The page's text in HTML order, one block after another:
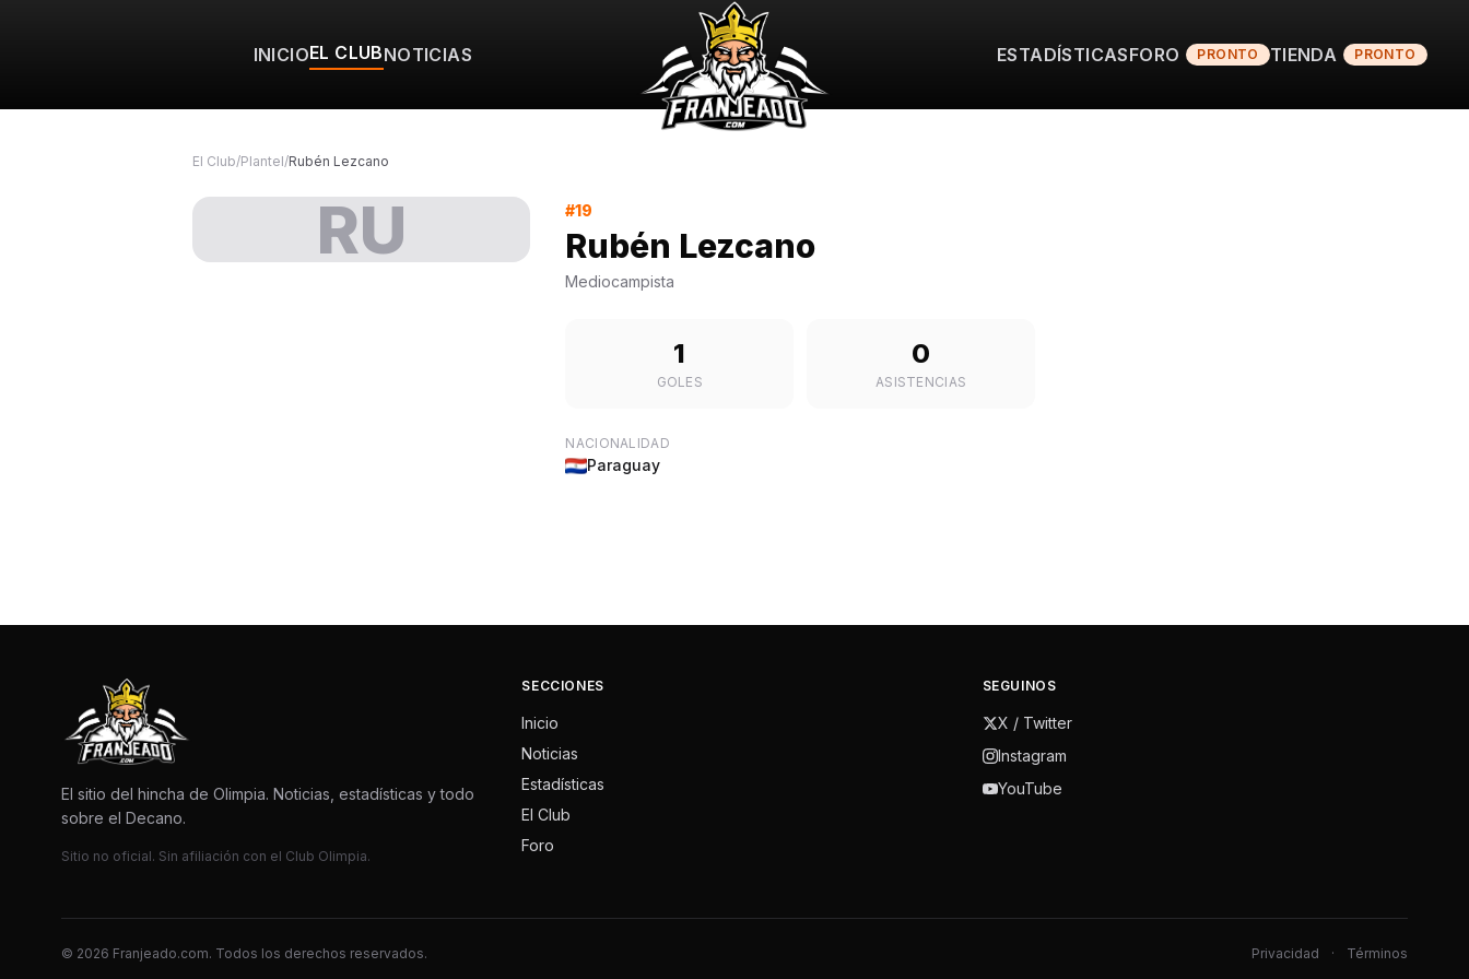
INICIOEL CLUBNOTICIAS ESTADÍSTICASFORO PRONTO TIENDA PRONTO
El Club/Plantel/Rubén Lezcano
RU #19
Rubén Lezcano
Mediocampista
1
GOLES
0
ASISTENCIAS
NACIONALIDAD
Paraguay
El sitio del hincha de Olimpia. Noticias, estadísticas y todo
sobre el Decano.
Sitio no oficial. Sin afiliación con el Club Olimpia.
SECCIONES
Inicio
Noticias
Estadísticas
El Club
Foro
SEGUINOS
X / Twitter
Instagram
YouTube
© 2026 Franjeado.com. Todos los derechos reservados. Privacidad · Términos